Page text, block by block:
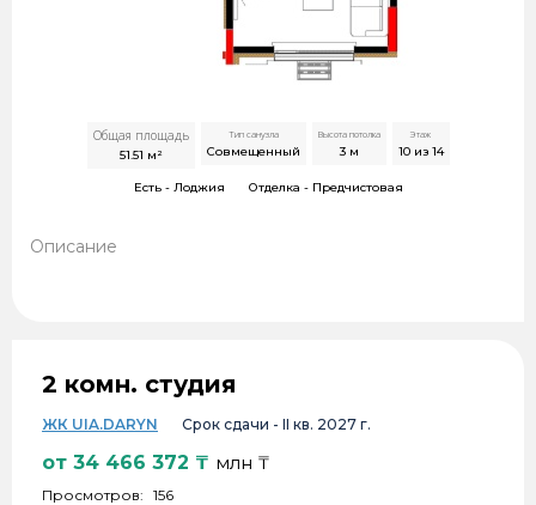
Общая площадь
51.51 м²
Тип санузла
Совмещенный
Высота потолка
3м
Этаж
10 из 14
Есть - Лоджия Отделка - Предчистовая
Описание
2 комн. студия
ЖК UIA.DARYN Срок сдачи - II кв. 2027 г.
от 34 466 372 ₸ млн ₸
Просмотров: 156